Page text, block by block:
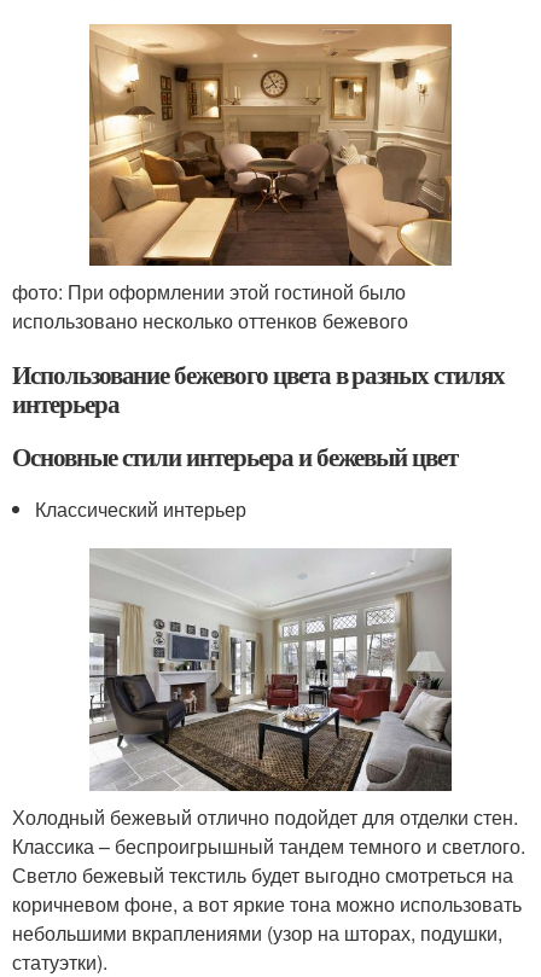
фото: При оформлении этой гостиной было
использовано несколько оттенков бежевого
Использование бежевого цвета в разных стилях
интерьера
Основные стили интерьера и бежевый цвет
Классический интерьер
Холодный бежевый отлично подойдет для отделки стен.
Классика – беспроигрышный тандем темного и светлого.
Светло бежевый текстиль будет выгодно смотреться на
коричневом фоне, а вот яркие тона можно использовать
небольшими вкраплениями (узор на шторах, подушки,
статуэтки).